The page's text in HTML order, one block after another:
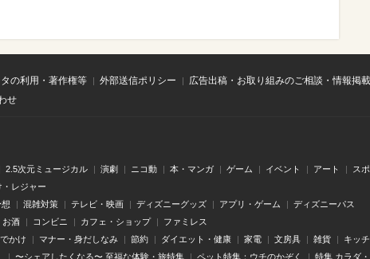
の利用・著作権等 外部送信ポリシー
広告出稿・お取り組みのご相談・情報掲
せ
2.5次元ミュージカル 演劇 ニコ動 本・マンガ ゲーム イベント アート ス
・レジャー
混雑対策 テレビ・映画 ディズニーグッズ アプリ・ゲーム ディズニーパス
お酒 コンビニ カフェ・ショップ ファミレス
かけ マナー・身だしなみ 節約 ダイエット・健康 家電 文房具 雑貨 キッ
〜シェアしたくなる〜 至福な体験・旅特集 ペット特集：ウチのかぞく 特集 カラダ